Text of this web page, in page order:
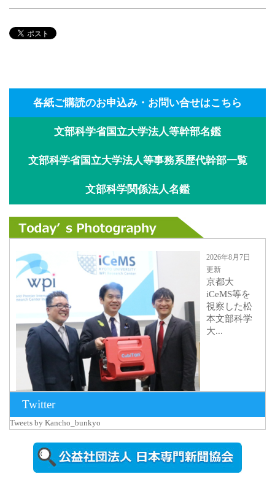
各紙ご購読のお申込み・お問い合せはこちら
文部科学省国立大学法人等幹部名鑑
文部科学省国立大学法人等事務系歴代幹部一覧
文部科学関係法人名鑑
2026年8月7日
更新
京都大
iCeMS等を
視察した松
本文部科学
大...
2026年8月5日
更新
農工大で大
Twitter
Tweets by Kancho_bunkyo